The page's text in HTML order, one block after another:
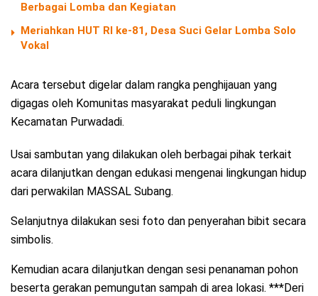
Berbagai Lomba dan Kegiatan
Meriahkan HUT RI ke-81, Desa Suci Gelar Lomba Solo
Vokal
Acara tersebut digelar dalam rangka penghijauan yang
digagas oleh Komunitas masyarakat peduli lingkungan
Kecamatan Purwadadi.
Usai sambutan yang dilakukan oleh berbagai pihak terkait
acara dilanjutkan dengan edukasi mengenai lingkungan hidup
dari perwakilan MASSAL Subang.
Selanjutnya dilakukan sesi foto dan penyerahan bibit secara
simbolis.
Kemudian acara dilanjutkan dengan sesi penanaman pohon
beserta gerakan pemungutan sampah di area lokasi. ***Deri